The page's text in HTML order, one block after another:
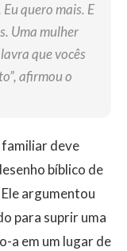
quero mais. E
Uma mulher
que vocês
afirmou o
deve
bíblico de
argumentou
para suprir uma
a em um lugar de